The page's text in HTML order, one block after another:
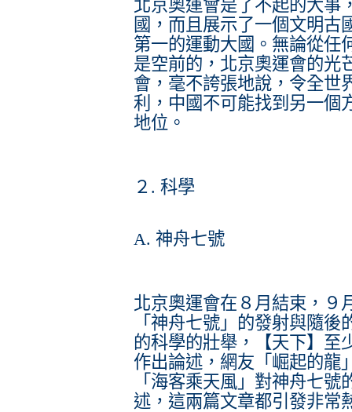
北京奧運會是了不起的大事
國，而且展示了一個文明古
第一的運動大國。無論從任
是空前的，北京奧運會的光
會，毫不誇張地說，令全世
利，中國不可能找到另一個
地位。
２. 科學
A. 神舟七號
北京奧運會在８月結束，９
「神舟七號」的發射與隨
的科學的壯舉，【天下】至
作出論述，網友「崛起的龍
「海客乘天風」對神舟七
述，這兩篇文章都引發非常